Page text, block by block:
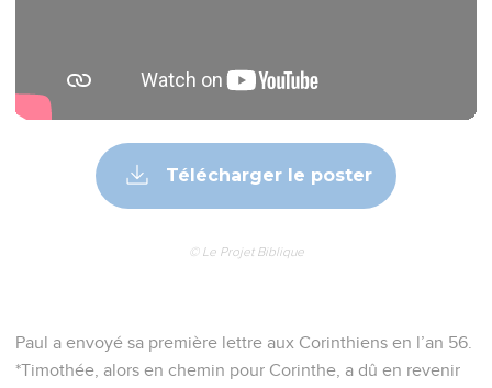
Télécharger le poster
© Le Projet Biblique
Paul a envoyé sa première lettre aux Corinthiens en l’an 56.
*Timothée, alors en chemin pour Corinthe, a dû en revenir